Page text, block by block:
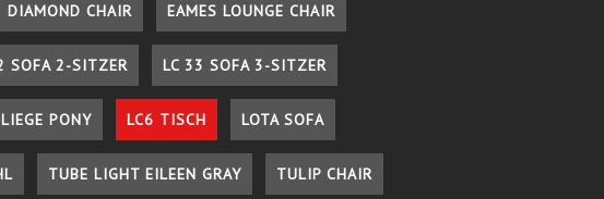
DIAMOND CHAIR EAMES LOUNGE CHAIR
SOFA 2-SITZER LC 33 SOFA 3-SITZER
PONY LC6 TISCH LOTA SOFA
TUBE LIGHT EILEEN GRAY TULIP CHAIR